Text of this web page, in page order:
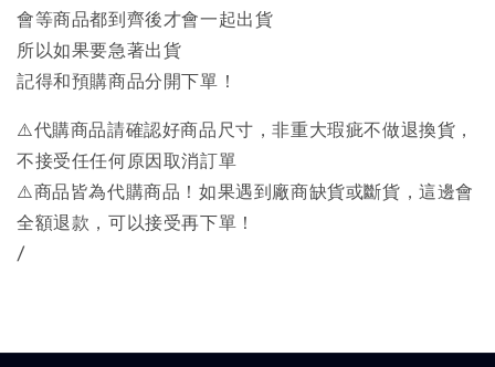
會等商品都到齊後才會一起出貨
所以如果要急著出貨
記得和預購商品分開下單！
⚠️代購商品請確認好商品尺寸，非重大瑕疵不做退換貨，
不接受任任何原因取消訂單
⚠️商品皆為代購商品！如果遇到廠商缺貨或斷貨，這邊會
全額退款，可以接受再下單！
/